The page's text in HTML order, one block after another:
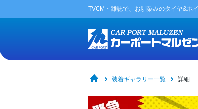
TVCM・雑誌で、お馴染みのタイヤ&ホ
装着ギャラリー一覧 詳細